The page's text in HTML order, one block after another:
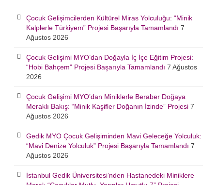
Çocuk Gelişimcilerden Kültürel Miras Yolculuğu: “Minik
Kalplerle Türkiyem” Projesi Başarıyla Tamamlandı 7
Ağustos 2026
Çocuk Gelişimi MYO’dan Doğayla İç İçe Eğitim Projesi:
“Hobi Bahçem” Projesi Başarıyla Tamamlandı 7 Ağustos
2026
Çocuk Gelişimi MYO’dan Miniklerle Beraber Doğaya
Meraklı Bakış: “Minik Kaşifler Doğanın İzinde” Projesi 7
Ağustos 2026
Gedik MYO Çocuk Gelişiminden Mavi Geleceğe Yolculuk:
“Mavi Denize Yolculuk” Projesi Başarıyla Tamamlandı 7
Ağustos 2026
İstanbul Gedik Üniversitesi’nden Hastanedeki Miniklere